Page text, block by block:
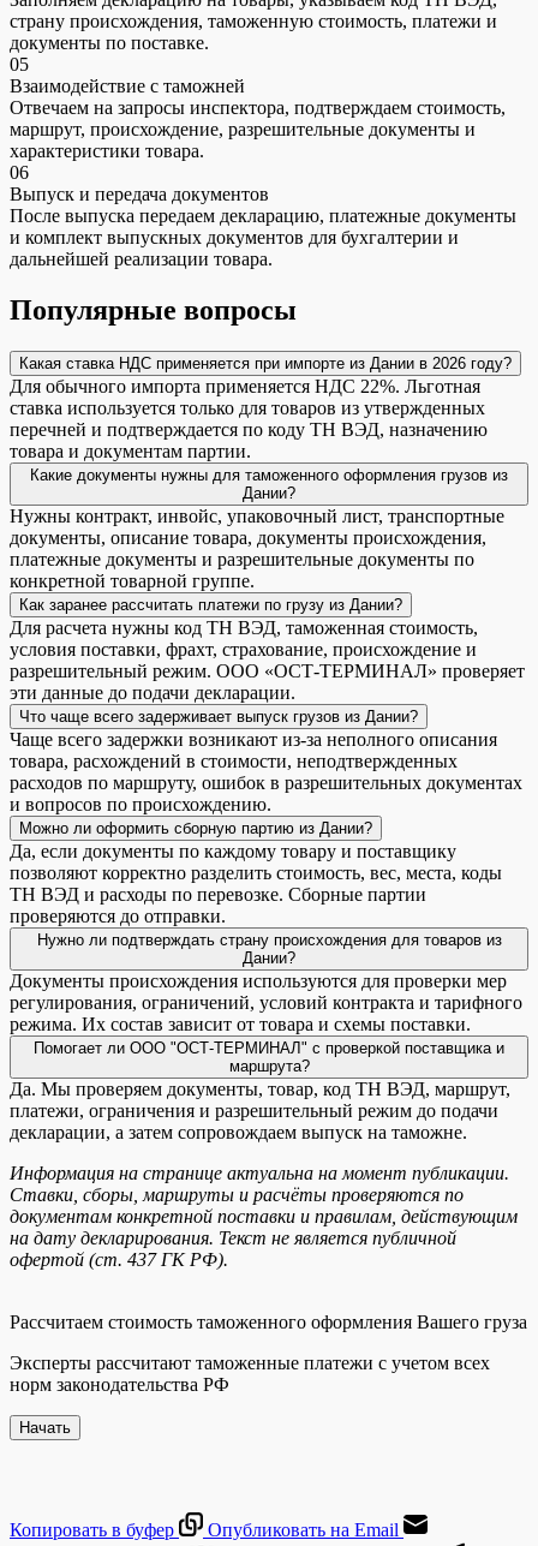
страну происхождения, таможенную стоимость, платежи и
документы по поставке.
05
Взаимодействие с таможней
Отвечаем на запросы инспектора, подтверждаем стоимость,
маршрут, происхождение, разрешительные документы и
характеристики товара.
06
Выпуск и передача документов
После выпуска передаем декларацию, платежные документы
и комплект выпускных документов для бухгалтерии и
дальнейшей реализации товара.
Популярные вопросы
Какая ставка НДС применяется при импорте из Дании в 2026 году?
Для обычного импорта применяется НДС 22%. Льготная
ставка используется только для товаров из утвержденных
перечней и подтверждается по коду ТН ВЭД, назначению
товара и документам партии.
Какие документы нужны для таможенного оформления грузов из
Дании?
Нужны контракт, инвойс, упаковочный лист, транспортные
документы, описание товара, документы происхождения,
платежные документы и разрешительные документы по
конкретной товарной группе.
Как заранее рассчитать платежи по грузу из Дании?
Для расчета нужны код ТН ВЭД, таможенная стоимость,
условия поставки, фрахт, страхование, происхождение и
разрешительный режим. ООО «ОСТ-ТЕРМИНАЛ» проверяет
эти данные до подачи декларации.
Что чаще всего задерживает выпуск грузов из Дании?
Чаще всего задержки возникают из-за неполного описания
товара, расхождений в стоимости, неподтвержденных
расходов по маршруту, ошибок в разрешительных документах
и вопросов по происхождению.
Можно ли оформить сборную партию из Дании?
Да, если документы по каждому товару и поставщику
позволяют корректно разделить стоимость, вес, места, коды
ТН ВЭД и расходы по перевозке. Сборные партии
проверяются до отправки.
Нужно ли подтверждать страну происхождения для товаров из
Дании?
Документы происхождения используются для проверки мер
регулирования, ограничений, условий контракта и тарифного
режима. Их состав зависит от товара и схемы поставки.
Помогает ли ООО "ОСТ-ТЕРМИНАЛ" с проверкой поставщика и
маршрута?
Да. Мы проверяем документы, товар, код ТН ВЭД, маршрут,
платежи, ограничения и разрешительный режим до подачи
декларации, а затем сопровождаем выпуск на таможне.
Информация на странице актуальна на момент публикации.
Ставки, сборы, маршруты и расчёты проверяются по
документам конкретной поставки и правилам, действующим
на дату декларирования. Текст не является публичной
офертой (ст. 437 ГК РФ).
Рассчитаем стоимость таможенного оформления Вашего груза
Эксперты рассчитают таможенные платежи с учетом всех
норм законодательства РФ
Начать
Копировать в буфер
Опубликовать на Email